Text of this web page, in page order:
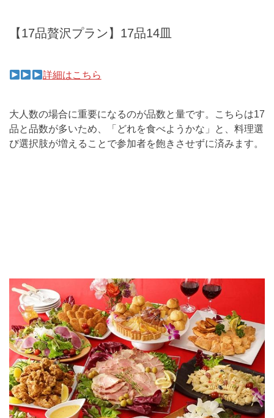
【17品贅沢プラン】17品14皿
詳細はこちら
大人数の場合に重要になるのが品数と量です。こちらは17
品と品数が多いため、「どれを食べようかな」と、料理選
び選択肢が増えることで参加者を飽きさせずに済みます。